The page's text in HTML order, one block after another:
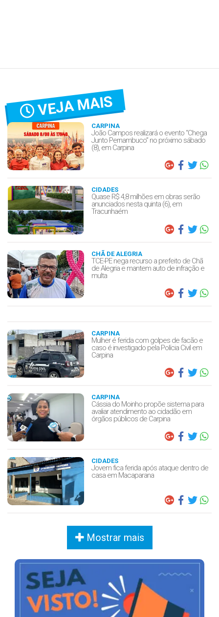
VEJA MAIS
CARPINA
João Campos realizará o evento “Chega
Junto Pernambuco” no próximo sábado
(8), em Carpina
CIDADES
Quase R$ 4,8 milhões em obras serão
anunciados nesta quinta (6), em
Tracunhaém
CHÃ DE ALEGRIA
TCE-PE nega recurso a prefeito de Chã
de Alegria e mantem auto de infração e
multa
CARPINA
Mulher é ferida com golpes de facão e
caso é investigado pela Polícia Civil em
Carpina
CARPINA
Cássia do Moinho propõe sistema para
avaliar atendimento ao cidadão em
órgãos públicos de Carpina
CIDADES
Jovem fica ferida após ataque dentro de
casa em Macaparana
Mostrar mais